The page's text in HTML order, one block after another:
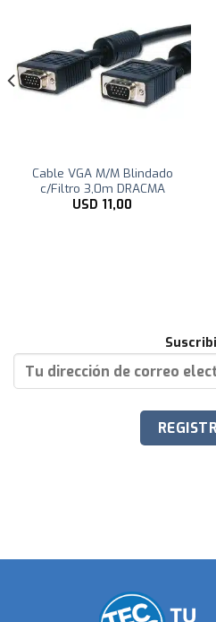
Cable VGA M/M Blindado
c/Filtro 3,0m DRACMA
USD 11,00